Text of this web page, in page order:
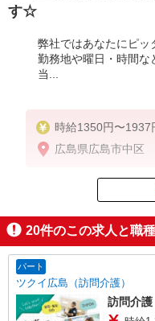
す☆
弊社ではあなたにピッ
勤務地や曜日・時間な
当...
時給1350円〜
全支給(ガソリン代
広島県広島市中区
20件のこの求人と職
パート
ツクイ広島（訪問介護）
訪問介